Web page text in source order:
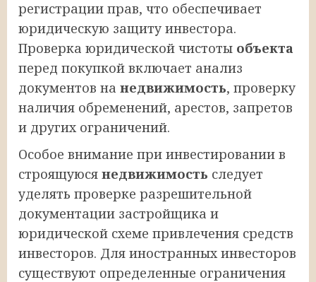
регистрации прав, что обеспечивает
юридическую защиту инвестора.
Проверка юридической чистоты объекта
перед покупкой включает анализ
документов на недвижимость, проверку
наличия обременений, арестов, запретов
и других ограничений.
Особое внимание при инвестировании в
строящуюся недвижимость следует
уделять проверке разрешительной
документации застройщика и
юридической схеме привлечения средств
инвесторов. Для иностранных инвесторов
существуют определенные ограничения